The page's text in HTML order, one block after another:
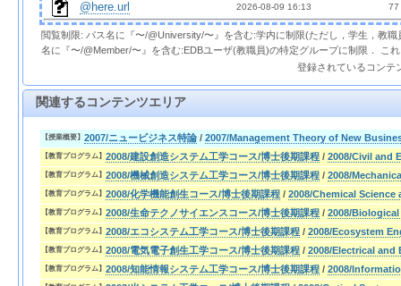
@here.url 2026-08-09 16:13 77
閲覧制限: パス名に『〜/@University/〜』を含む:学内に制限(ただし，学生，教
名に『〜/@Member/〜』を含む:EDBユーザ(教職員)の特定グループに制限． こ
登録されているコンテ
関連するコンテンツエリア
【授業概要】 2007/ニュービジネス特論 / 2007/Management Theory of New
【教育プログラム】 2008/建設創造システム工学コース/博士後期課程 / 2008/Civil and
【教育プログラム】 2008/機械創造システム工学コース/博士後期課程 / 2008/
【教育プログラム】 2008/化学機能創生コース/博士後期課程 / 2008/Chemical
【教育プログラム】 2008/生命テクノサイエンスコース/博士後期課程 / 2008/
【教育プログラム】 2008/エコシステム工学コース/博士後期課程 / 2008/Ecosystem
【教育プログラム】 2008/電気電子創生工学コース/博士後期課程 / 2008/Electrical
【教育プログラム】 2008/知能情報システム工学コース/博士後期課程 / 2008/